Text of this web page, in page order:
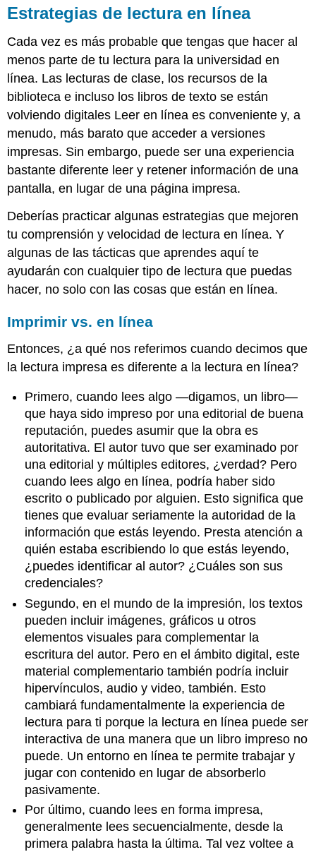
Estrategias de lectura en línea
Cada vez es más probable que tengas que hacer al
menos parte de tu lectura para la universidad en
línea. Las lecturas de clase, los recursos de la
biblioteca e incluso los libros de texto se están
volviendo digitales Leer en línea es conveniente y, a
menudo, más barato que acceder a versiones
impresas. Sin embargo, puede ser una experiencia
bastante diferente leer y retener información de una
pantalla, en lugar de una página impresa.
Deberías practicar algunas estrategias que mejoren
tu comprensión y velocidad de lectura en línea. Y
algunas de las tácticas que aprendes aquí te
ayudarán con cualquier tipo de lectura que puedas
hacer, no solo con las cosas que están en línea.
Imprimir vs. en línea
Entonces, ¿a qué nos referimos cuando decimos que
la lectura impresa es diferente a la lectura en línea?
Primero, cuando lees algo —digamos, un libro—
que haya sido impreso por una editorial de buena
reputación, puedes asumir que la obra es
autoritativa. El autor tuvo que ser examinado por
una editorial y múltiples editores, ¿verdad? Pero
cuando lees algo en línea, podría haber sido
escrito o publicado por alguien. Esto significa que
tienes que evaluar seriamente la autoridad de la
información que estás leyendo. Presta atención a
quién estaba escribiendo lo que estás leyendo,
¿puedes identificar al autor? ¿Cuáles son sus
credenciales?
Segundo, en el mundo de la impresión, los textos
pueden incluir imágenes, gráficos u otros
elementos visuales para complementar la
escritura del autor. Pero en el ámbito digital, este
material complementario también podría incluir
hipervínculos, audio y video, también. Esto
cambiará fundamentalmente la experiencia de
lectura para ti porque la lectura en línea puede ser
interactiva de una manera que un libro impreso no
puede. Un entorno en línea te permite trabajar y
jugar con contenido en lugar de absorberlo
pasivamente.
Por último, cuando lees en forma impresa,
generalmente lees secuencialmente, desde la
primera palabra hasta la última. Tal vez voltee a